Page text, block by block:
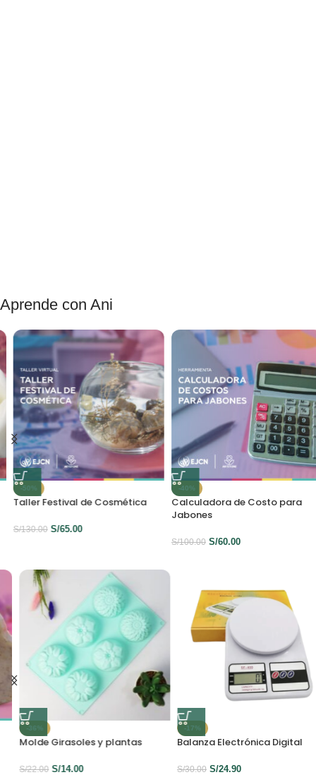
Aprende con Ani
-50%
Taller Festival de Cosmética
130.00 S/ 65.00
-40%
Calculadora de Costo para
Jabones
100.00 S/ 60.00
-36%
Molde Girasoles y plantas
22.00 S/14.00
-17%
Balanza Electrónica Digital
30.00 S/24.90